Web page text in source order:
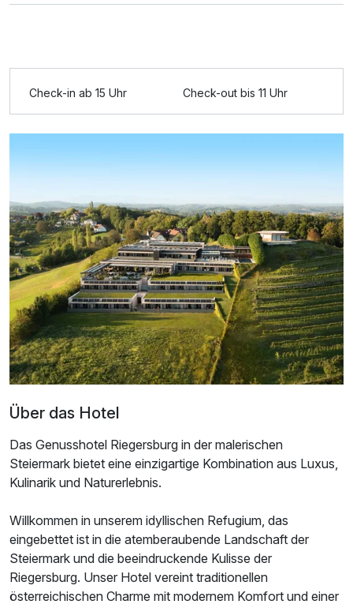
Ausstattung
735,00 €
Suite/n
2 Erwachsene und 1 Kind
Ausstattung
Für 6 Tage p.P. ab935,00 €
Check-in ab 15 Uhr Check-out bis 11 Uhr
Über das Hotel
Das Genusshotel Riegersburg in der malerischen
Steiermark bietet eine einzigartige Kombination aus Luxus,
Kulinarik und Naturerlebnis.
Willkommen in unserem idyllischen Refugium, das
eingebettet ist in die atemberaubende Landschaft der
Steiermark und die beeindruckende Kulisse der
Riegersburg. Unser Hotel vereint traditionellen
österreichischen Charme mit modernem Komfort und einer